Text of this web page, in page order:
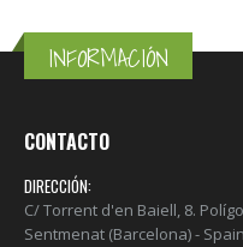
INFORMACIÓN
CONTACTO
DIRECCIÓN:
C/ Torrent d'en Baiell, 8.
Sentmenat (Barcelona) - Spain